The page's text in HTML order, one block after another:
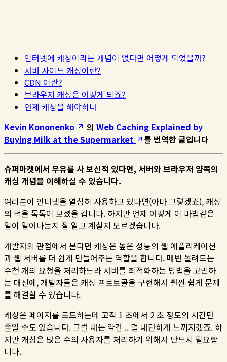
인터넷에 캐싱이라는 개념이 없다면 어떻게 되었을까?
서버 사이드 캐싱이란?
CDN 이란?
브라우저 캐싱은 어떻게 되죠?
언제 캐싱을 해야하나
Kevin Kononenko
의 Web Caching Explained by
Buying Milk at the Supermarket
를 번역한 글입니다
슈퍼마켓에서 우유를 사 보신적 있다면, 서버와 브라우저 양쪽의
캐싱 개념을 이해하실 수 있습니다.
여러분이 인터넷을 열심히 사용하고 있다면(아마 그렇겠죠), 캐싱
의 덕을 톡톡이 보셨을 겁니다. 하지만 언제 어떻게 이 마법같은
일이 일어나는지 잘 알고 계실지 모르겠습니다.
개발자의 관점에서 본다면 캐싱은 높은 성능의 웹 애플리케이션
과 웹 서버를 더 쉽게 만들어주는 역할을 합니다. 매번 몰려드는
수천 개의 요청을 처리하느라 서버를 최적화하는 방법을 고민하
는 대신에, 개발자들은 캐싱 프로토콜을 구현해서 훨씬 쉽게 문제
를 해결할 수 있습니다.
캐싱은 페이지를 로드하는데 고작 1 초에서 2 초 정도의 시간만
줄일 수도 있습니다. 그럴 때는 약간 .. 덜 대단하게 느껴지겠죠. 하
지만 캐싱은 많은 수의 사용자를 처리하기 위해서 반드시 필요합
니다.